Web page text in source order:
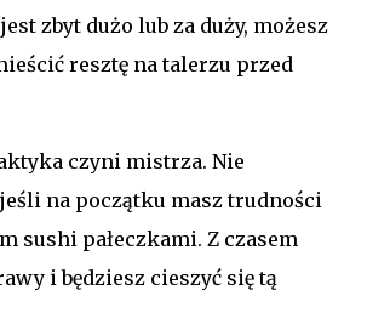
zbyt dużo lub za duży, możesz
resztę na talerzu przed
czyni mistrza. Nie
na początku masz trudności
sushi pałeczkami. Z czasem
i będziesz cieszyć się tą